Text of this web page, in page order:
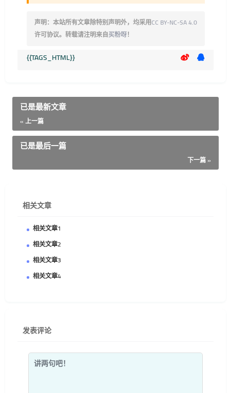
声明：本站所有文章除特别声明外，均采用CC BY-NC-SA 4.0
许可协议。转载请注明来自买粉呀！
{{TAGS_HTML}}
已是最新文章
« 上一篇
已是最后一篇
下一篇 »
相关文章
相关文章1
相关文章2
相关文章3
相关文章4
发表评论